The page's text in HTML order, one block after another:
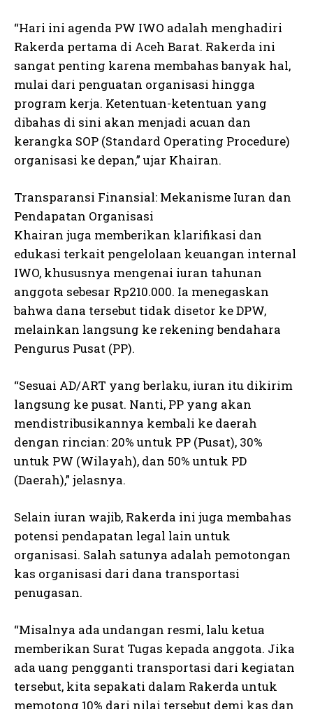
“Hari ini agenda PW IWO adalah menghadiri
Rakerda pertama di Aceh Barat. Rakerda ini
sangat penting karena membahas banyak hal,
mulai dari penguatan organisasi hingga
program kerja. Ketentuan-ketentuan yang
dibahas di sini akan menjadi acuan dan
kerangka SOP (Standard Operating Procedure)
organisasi ke depan,” ujar Khairan.
Transparansi Finansial: Mekanisme Iuran dan
Pendapatan Organisasi
Khairan juga memberikan klarifikasi dan
edukasi terkait pengelolaan keuangan internal
IWO, khususnya mengenai iuran tahunan
anggota sebesar Rp210.000. Ia menegaskan
bahwa dana tersebut tidak disetor ke DPW,
melainkan langsung ke rekening bendahara
Pengurus Pusat (PP).
“Sesuai AD/ART yang berlaku, iuran itu dikirim
langsung ke pusat. Nanti, PP yang akan
mendistribusikannya kembali ke daerah
dengan rincian: 20% untuk PP (Pusat), 30%
untuk PW (Wilayah), dan 50% untuk PD
(Daerah),” jelasnya.
Selain iuran wajib, Rakerda ini juga membahas
potensi pendapatan legal lain untuk
organisasi. Salah satunya adalah pemotongan
kas organisasi dari dana transportasi
penugasan.
“Misalnya ada undangan resmi, lalu ketua
memberikan Surat Tugas kepada anggota. Jika
ada uang pengganti transportasi dari kegiatan
tersebut, kita sepakati dalam Rakerda untuk
memotong 10% dari nilai tersebut demi kas dan